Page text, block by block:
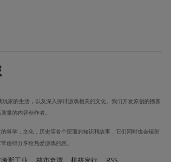
家的生活，以及深入探讨游戏相关的文化。我们开发原创的播客
量的内容创作者。
科学，文化，历史等各个层面的知识和故事，它们同时也会辐射
值得分享给热爱游戏的您。
斯工业 核市奇谭 机核发行 RSS